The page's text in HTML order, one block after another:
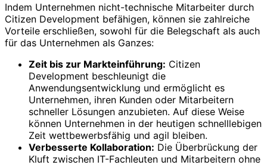
Indem Unternehmen nicht-technische Mitarbeiter durch
Citizen Development befähigen, können sie zahlreiche
Vorteile erschließen, sowohl für die Belegschaft als auch
für das Unternehmen als Ganzes:
Zeit bis zur Markteinführung: Citizen
Development beschleunigt die
Anwendungsentwicklung und ermöglicht es
Unternehmen, ihren Kunden oder Mitarbeitern
schneller Lösungen anzubieten. Auf diese Weise
können Unternehmen in der heutigen schnelllebigen
Zeit wettbewerbsfähig und agil bleiben.
Verbesserte Kollaboration: Die Überbrückung der
Kluft zwischen IT-Fachleuten und Mitarbeitern ohne